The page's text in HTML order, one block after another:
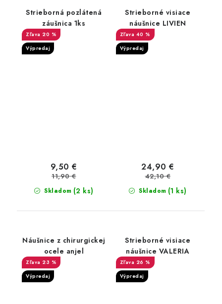
Strieborná pozlátená
záušnica 1ks
20 %
Výpredaj
Skladom (2 ks)
9,50 €
11,90 €
Strieborné visiace
náušnice LIVIEN
40 %
Výpredaj
Skladom (1 ks)
24,90 €
42,10 €
Náušnice z chirurgickej
ocele anjel
23 %
Výpredaj
Strieborné visiace
náušnice VALERIA
26 %
Výpredaj